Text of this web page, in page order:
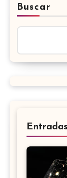
Buscar